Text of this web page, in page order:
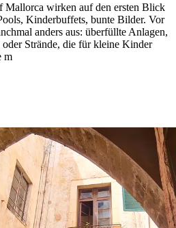
wirken auf den ersten Blick
Kinderbuffets, bunte Bilder. Vor
anders aus: überfüllte Anlagen,
Strände, die für kleine Kinder
m